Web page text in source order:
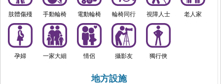
肢體傷殘 手動輪椅 電動輪椅 輪椅同行 視障人士 老人家
孕婦 一家大細 情侶 攝影友 獨行俠
地方設施